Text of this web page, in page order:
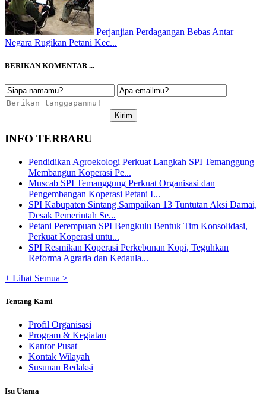
Perjanjian Perdagangan Bebas Antar
Negara Rugikan Petani Kec...
BERIKAN KOMENTAR ...
INFO TERBARU
Pendidikan Agroekologi Perkuat Langkah SPI Temanggung
Membangun Koperasi Pe...
Muscab SPI Temanggung Perkuat Organisasi dan
Pengembangan Koperasi Petani I...
SPI Kabupaten Sintang Sampaikan 13 Tuntutan Aksi Damai,
Desak Pemerintah Se...
Petani Perempuan SPI Bengkulu Bentuk Tim Konsolidasi,
Perkuat Koperasi untu...
SPI Resmikan Koperasi Perkebunan Kopi, Teguhkan
Reforma Agraria dan Kedaula...
+ Lihat Semua >
Tentang Kami
Profil Organisasi
Program & Kegiatan
Kantor Pusat
Kontak Wilayah
Susunan Redaksi
Isu Utama